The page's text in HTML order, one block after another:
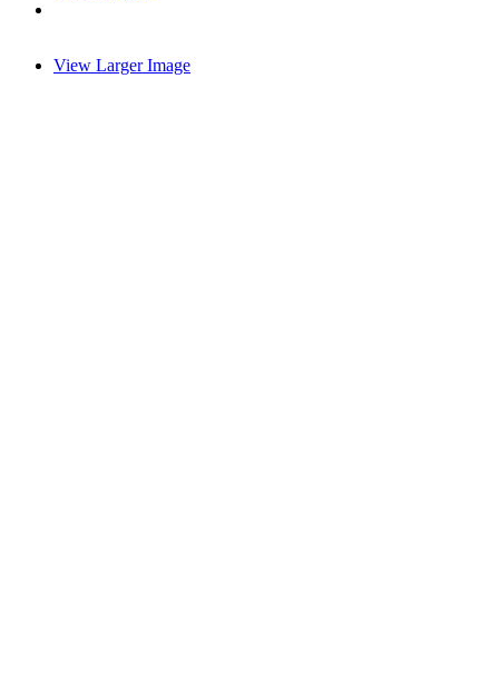
View Larger Image